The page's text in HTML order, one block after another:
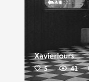
Xavierlours
5 41